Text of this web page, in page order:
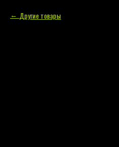
Другие товары